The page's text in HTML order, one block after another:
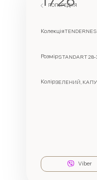
ПОПЕРЕДНЯ
Колекція
РозмірSTANDART 28-
КолірЗЕЛЕНИЙ,
Viber